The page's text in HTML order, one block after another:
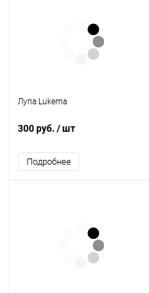
Лупа Lukema
300 руб. / шт
Подробнее